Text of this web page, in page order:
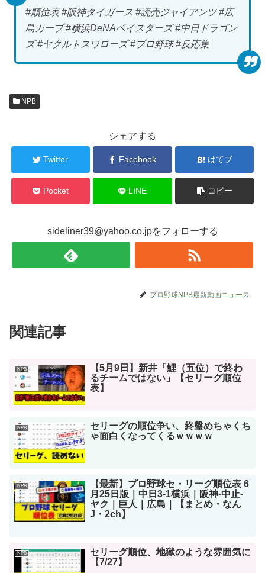
#順位表 #阪神タイガース #読売ジャイアンツ #広
島カープ #横浜DeNAベイスターズ #中日ドラゴン
ズ #ヤクルトスワローズ #プロ野球 #反応集
NPB
シェアする
Twitter Facebook はてブ
Pocket LINE コピー
sideliner39@yahoo.co.jpをフォローする
プロ野球NPB最新動画ニュース
関連記事
NPB
【5月9日】新井「鯉（五位）で終わ
るチームではない」【セリーグ順位
表】
NPB
セリーグの順位争い、終盤めちゃくち
ゃ面白くなってくるｗｗｗｗ
NPB
【最新】プロ野球セ・リーグ順位表 6
月25日版｜中日3-1横浜｜阪神-中止-
ヤク｜巨人｜広島｜【まとめ・なん
J・2ch】
NPB
セリーグ順位、地獄のような雰囲気に
【7/27】